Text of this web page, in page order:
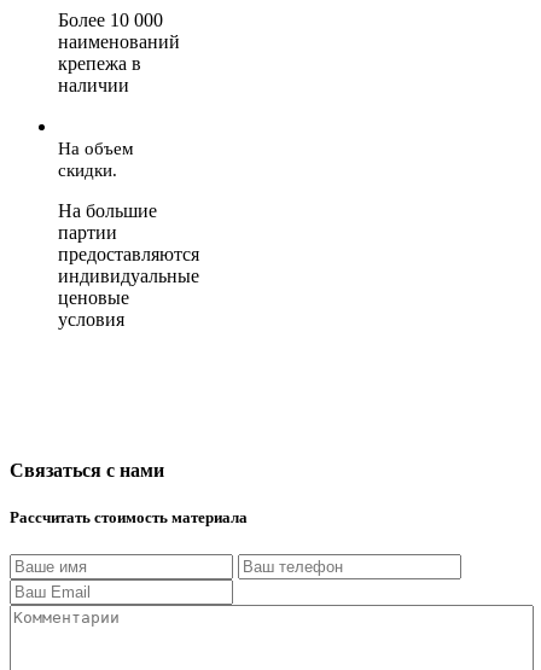
Более 10 000
наименований
крепежа в
наличии
На объем
скидки.
На большие
партии
предоставляются
индивидуальные
ценовые
условия
Связаться с нами
Рассчитать стоимость материала